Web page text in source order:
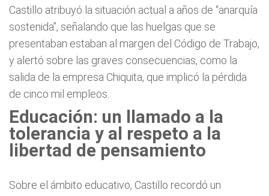
Castillo atribuyó la situación actual a años de “anarquía
sostenida”, señalando que las huelgas que se
presentaban estaban al margen del Código de Trabajo,
y alertó sobre las graves consecuencias, como la
salida de la empresa Chiquita, que implicó la pérdida
de cinco mil empleos.
Educación: un llamado a la
tolerancia y al respeto a la
libertad de pensamiento
Sobre el ámbito educativo, Castillo recordó un